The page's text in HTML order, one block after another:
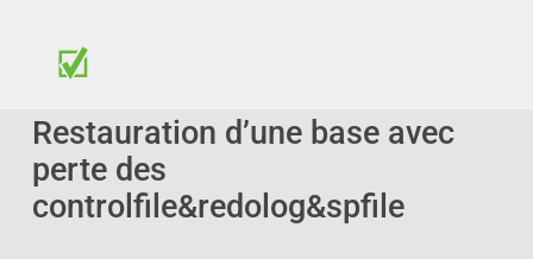
Restauration d’une base avec
perte des
controlfile&redolog&spfile